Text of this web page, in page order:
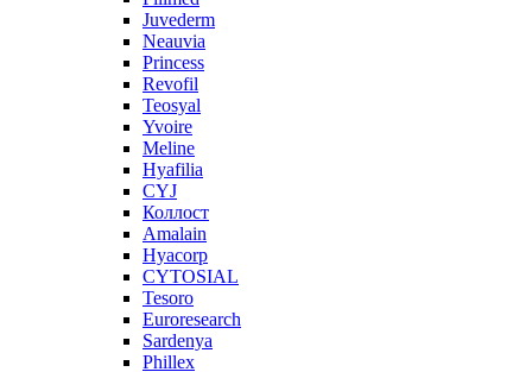
Juvederm
Neauvia
Princess
Revofil
Teosyal
Yvoire
Meline
Hyafilia
CYJ
Коллост
Amalain
Hyacorp
CYTOSIAL
Tesoro
Euroresearch
Sardenya
Phillex